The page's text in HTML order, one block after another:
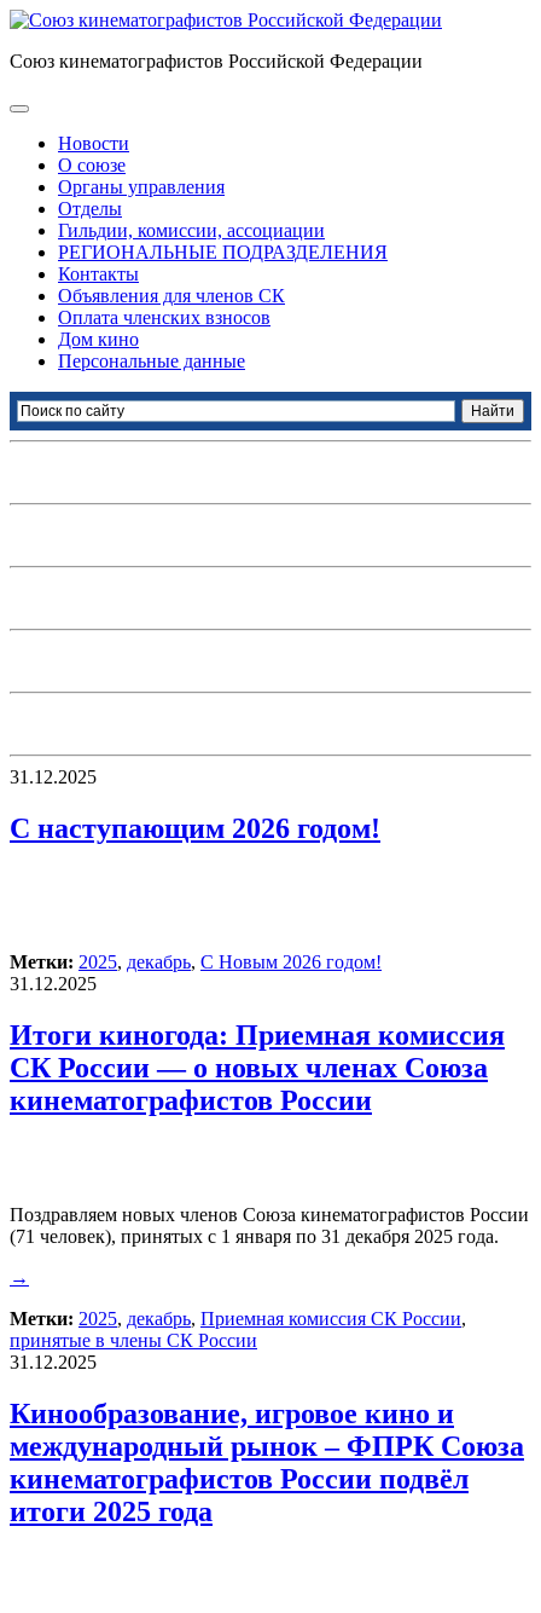
Союз кинематографистов Российской Федерации
Новости
О союзе
Органы управления
Отделы
Гильдии, комиссии, ассоциации
РЕГИОНАЛЬНЫЕ ПОДРАЗДЕЛЕНИЯ
Контакты
Объявления для членов СК
Оплата членских взносов
Дом кино
Персональные данные
31.12.2025
С наступающим 2026 годом!
Метки: 2025, декабрь, С Новым 2026 годом!
31.12.2025
Итоги киногода: Приемная комиссия
СК России — о новых членах Союза
кинематографистов России
Поздравляем новых членов Союза кинематографистов России
(71 человек), принятых с 1 января по 31 декабря 2025 года.
→
Метки: 2025, декабрь, Приемная комиссия СК России,
принятые в члены СК России
31.12.2025
Кинообразование, игровое кино и
международный рынок – ФПРК Союза
кинематографистов России подвёл
итоги 2025 года